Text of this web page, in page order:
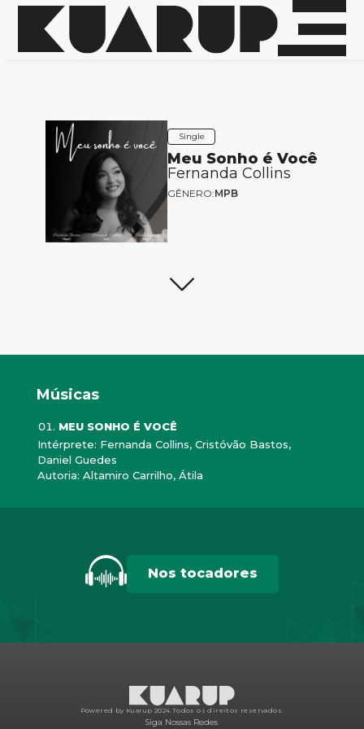
Single
Meu Sonho é Você
Fernanda Collins
GÊNERO:MPB
Músicas
MEU SONHO É VOCÊ
Intérprete: Fernanda Collins, Cristóvão Bastos,
Daniel Guedes
Autoria: Altamiro Carrilho, Átila
Nos tocadores
Powered by Kuarup 2024. Todos os direitos reservados.
Siga Nossas Redes